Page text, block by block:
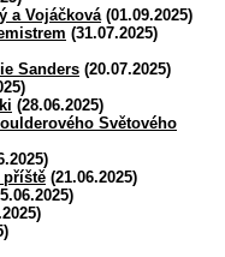
a Vojáčková(01.09.2025)
(31.07.2025)
Sanders (20.07.2025)
(28.06.2025)
Světového
příště (21.06.2025)